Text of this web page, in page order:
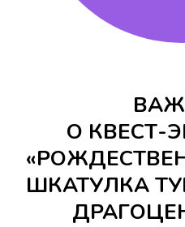
О КВЕСТ-
ШКАТУЛКА